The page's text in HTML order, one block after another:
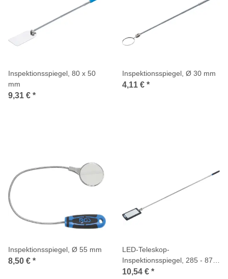
Inspektionsspiegel, 80 x 50
mm
9,31 € *
Inspektionsspiegel, Ø 30 mm
4,11 € *
Inspektionsspiegel, Ø 55 mm
8,50 € *
LED-Teleskop-
Inspektionsspiegel, 285 - 870
mm
10,54 € *